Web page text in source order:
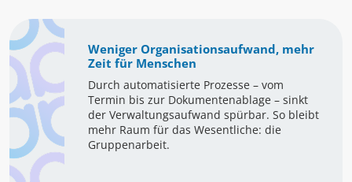
Weniger Organisationsaufwand, mehr
Zeit für Menschen
Durch automatisierte Prozesse – vom
Termin bis zur Dokumentenablage – sinkt
der Verwaltungsaufwand spürbar. So bleibt
mehr Raum für das Wesentliche: die
Gruppenarbeit.